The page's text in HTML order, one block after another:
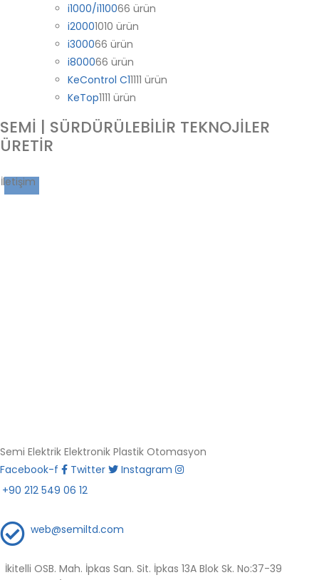
i1000/i110066 ürün
i20001010 ürün
i300066 ürün
i800066 ürün
KeControl C11111 ürün
KeTop1111 ürün
SEMİ | SÜRDÜRÜLEBİLİR TEKNOJİLER
ÜRETİR
İletişim
Semi Elektrik Elektronik Plastik Otomasyon
Facebook-f
Twitter
Instagram
+90 212 549 06 12
web@semiltd.com
İkitelli OSB. Mah. İpkas San. Sit. İpkas 13A Blok Sk. No:37-39